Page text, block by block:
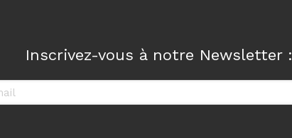
Inscrivez-vous à notre Newsletter :